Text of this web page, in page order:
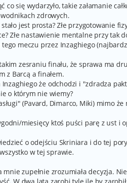
co się wydarzyło, takie załamanie
zdrowych.
jest prosta? Złe przygotowanie
Złe nastawienie mentalne przy tak
meczu przez Inzaghiego
zesraniu finału, że sprawa ma
z Barcą a finałem.
że odchodzi i "zdradza
o którym nie wiemy?
(Pavard, Dimarco, Miki) mimo
miesięcy ktoś puści parę z ust i
o odejściu Skriniara i do tej
w tej sprawie.
mnie zupełnie zrozumiała decyzja.